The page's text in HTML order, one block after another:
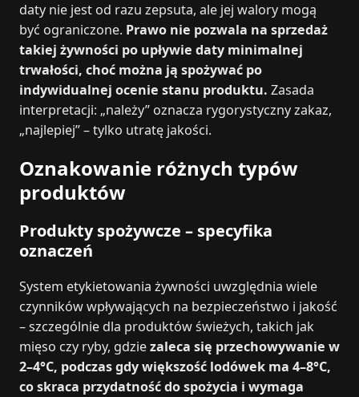
daty nie jest od razu zepsuta, ale jej walory mogą
być ograniczone. Prawo nie pozwala na sprzedaż
takiej żywności po upływie daty minimalnej
trwałości, choć można ją spożywać po
indywidualnej ocenie stanu produktu. Zasada
interpretacji: „należy” oznacza rygorystyczny zakaz,
„najlepiej” – tylko utratę jakości.
Oznakowanie różnych typów
produktów
Produkty spożywcze – specyfika
oznaczeń
System etykietowania żywności uwzględnia wiele
czynników wpływających na bezpieczeństwo i jakość
– szczególnie dla produktów świeżych, takich jak
mięso czy ryby, gdziezaleca się przechowywanie w
2–4°C, podczas gdy większość lodówek ma 4–8°C,
co skraca przydatność do spożycia i wymaga